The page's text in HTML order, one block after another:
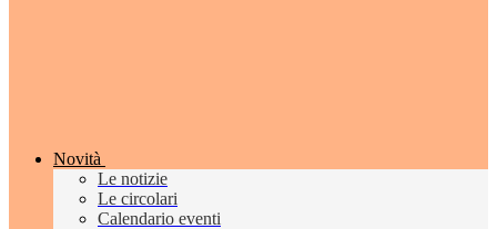
Novità
Le notizie
Le circolari
Calendario eventi